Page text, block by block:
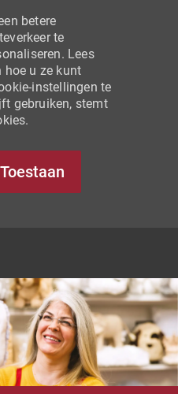
betere
te
Lees
hoe u ze kunt
instellingen te
gebruiken, stemt
Toestaan